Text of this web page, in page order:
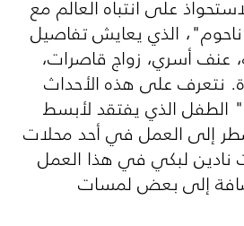
على انتباه العالم مع
ناحوم"، الذي يعايش تفاصيل
عنف أسري، زواج قاصرات،
نتعرف على هذه الأحداث
الطفل الذي يفتقد لأبسط
إلى العمل في أحد محلات
نادين لبكي في هذا العمل
إلى بعض لمسات